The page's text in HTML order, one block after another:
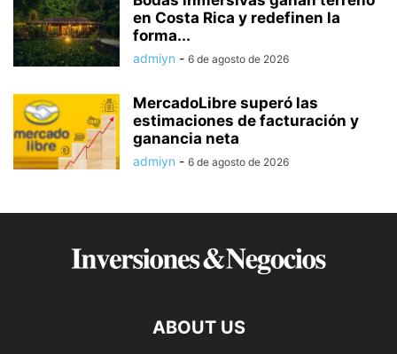
en Costa Rica y redefinen la
forma...
admiyn - 6 de agosto de 2026
MercadoLibre superó las
estimaciones de facturación y
ganancia neta
admiyn - 6 de agosto de 2026
ABOUT US